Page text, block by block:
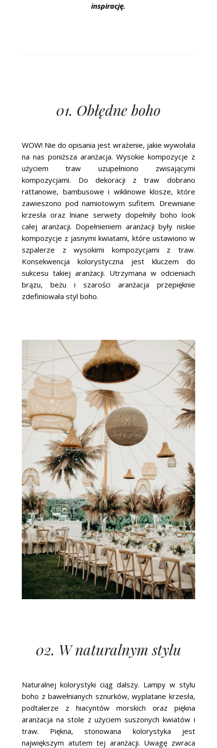
inspirację.
01. Obłędne boho
WOW! Nie do opisania jest wrażenie, jakie wywołała
na nas poniższa aranżacja. Wysokie kompozycje z
użyciem traw uzupełniono zwisającymi
kompozycjami. Do dekoracji z traw dobrano
rattanowe, bambusowe i wiklinowe klosze, które
zawieszono pod namiotowym sufitem. Drewniane
krzesła oraz lniane serwety dopełniły boho look
całej aranżacji. Dopełnieniem aranżacji były niskie
kompozycje z jasnymi kwiatami, które ustawiono w
szpalerze z wysokimi kompozycjami z traw.
Konsekwencja kolorystyczna jest kluczem do
sukcesu takiej aranżacji. Utrzymana w odcieniach
brązu, beżu i szarości aranżacja przepięknie
zdefiniowała styl boho.
02. W naturalnym stylu
Naturalnej kolorystyki ciąg dalszy. Lampy w stylu
boho z bawełnianych sznurków, wyplatane krzesła,
podtalerze z hiacyntów morskich oraz piękna
aranżacja na stole z użyciem suszonych kwiatów i
traw. Piękna, stonowana kolorystyka jest
największym atutem tej aranżacji. Uwagę zwraca